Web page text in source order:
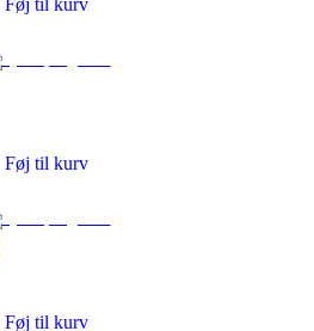
Føj til kurv
Føj til kurv